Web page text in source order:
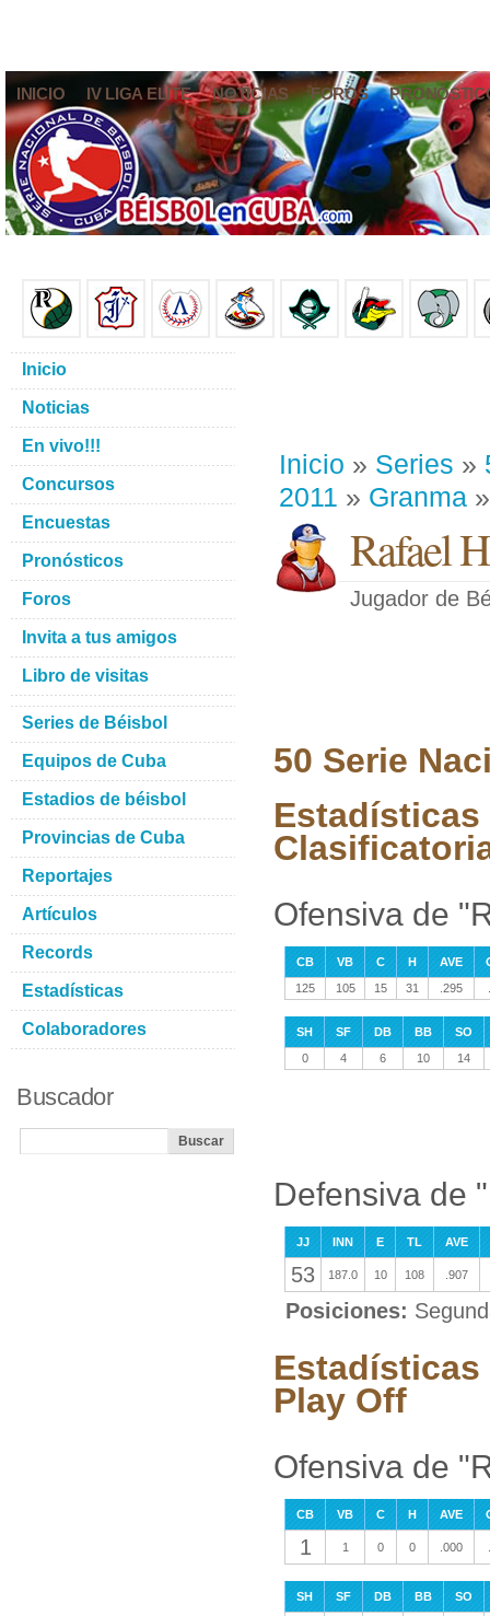
INICIO IV LIGA ELITE NOTICIAS FOROS
Inicio » Series »
2011 » Granma
Rafael
Jugador de
50 Serie
Estadísticas
Ofensiva de
CB VB C H AVE
125
105 15 31 .295
SH SF DB BB
SO
0
4 6 10 14
Defensiva de
JJ INN E TL AVE
53 187.0 10 108 .907
Posiciones:
Estadísticas
Play Off
Ofensiva de
CB VB C H AVE
1 1 0 0 .000
SH SF DB BB SO
Inicio
Noticias
En vivo!!!
Concursos
Encuestas
Pronósticos
Foros
Invita a tus amigos
Libro de visitas
Series de Béisbol
Equipos de Cuba
Estadios de béisbol
Provincias de Cuba
Reportajes
Artículos
Records
Estadísticas
Colaboradores
Buscador